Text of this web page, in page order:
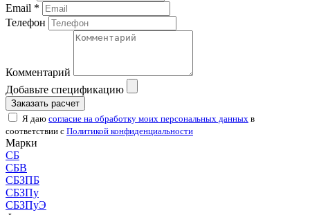
Email *
Телефон
Комментарий
Добавьте спецификацию
Заказать расчет
Я даю согласие на обработку моих персональных данных в
соответствии с Политикой конфиденциальности
Марки
СБ
СБВ
СБЗПБ
СБЗПу
СБЗПуЭ